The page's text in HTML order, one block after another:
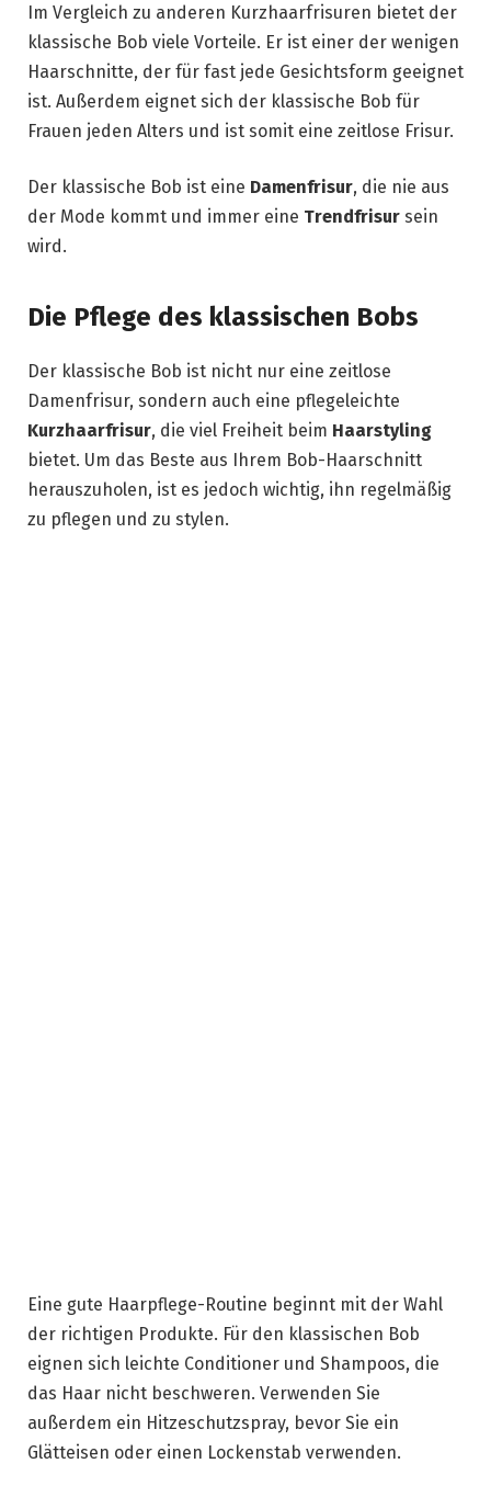
Im Vergleich zu anderen Kurzhaarfrisuren bietet der
klassische Bob viele Vorteile. Er ist einer der wenigen
Haarschnitte, der für fast jede Gesichtsform geeignet
ist. Außerdem eignet sich der klassische Bob für
Frauen jeden Alters und ist somit eine zeitlose Frisur.
Der klassische Bob ist eine Damenfrisur, die nie aus
der Mode kommt und immer eine Trendfrisur sein
wird.
Die Pflege des klassischen Bobs
Der klassische Bob ist nicht nur eine zeitlose
Damenfrisur, sondern auch eine pflegeleichte
Kurzhaarfrisur, die viel Freiheit beim Haarstyling
bietet. Um das Beste aus Ihrem Bob-Haarschnitt
herauszuholen, ist es jedoch wichtig, ihn regelmäßig
zu pflegen und zu stylen.
Eine gute Haarpflege-Routine beginnt mit der Wahl
der richtigen Produkte. Für den klassischen Bob
eignen sich leichte Conditioner und Shampoos, die
das Haar nicht beschweren. Verwenden Sie
außerdem ein Hitzeschutzspray, bevor Sie ein
Glätteisen oder einen Lockenstab verwenden.